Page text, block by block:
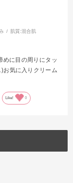
肌質:混合肌
めに目の周りにタッ
お気に入りクリーム
Like! 0